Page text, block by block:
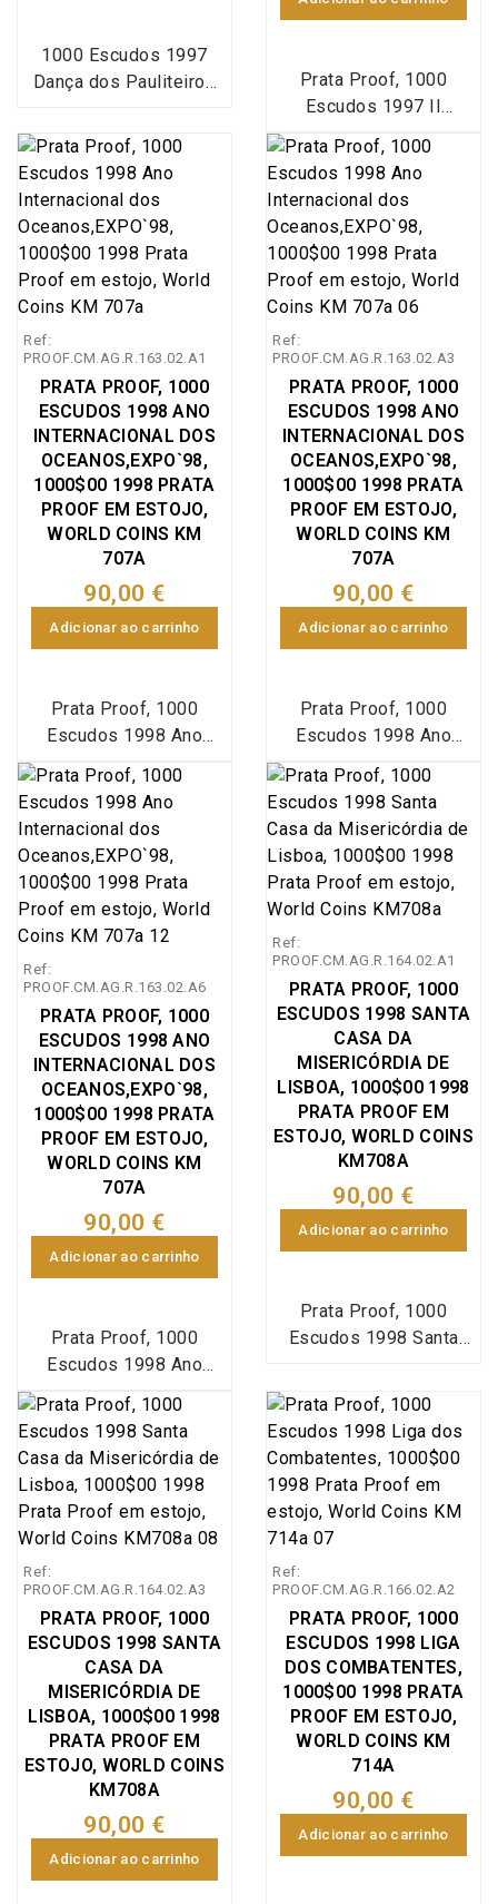
EXPO`98, World Coins
Portugal KM#695a. As
oceanográficas de D.
Carlos I tiveram início
em 1896, a exploração
da costa marítima
portuguesa incidiu
sobre uma zona
limitada, mas notável
pelas suas grandes
variações batimétricas.
Entre 1896 e 1907,
realizou 290 estações,
com quatro
embarcações
diferentes todas
batizadas com o nome
de Amélia tendo os
I,II,III e IV.
Portugal KM#695a. As
campanhas
oceanográficas de D.
Carlos I tiveram início
em 1896, a exploração
da costa marítima
portuguesa incidiu
sobre uma zona
limitada, mas notável
pelas suas grandes
variações batimétricas.
Entre 1896 e 1907,
realizou 290 estações,
com quatro
embarcações
diferentes todas
batizadas com o nome
de Amélia tendo os
I,II,III e IV.
1000 Escudos 1997
Dança dos Pauliteiros
Proof, Estojo com
moeda prata Proof
1000$00 1997 Dança
dos Pauliteiros, 3ª
Série Ibero-Americana
Danças e Trajes Típico,
Emissão especial da
da Moeda (INCM),
World Coins Portugal
KM#704a (Prata Proof)
Prata Proof, 1000
Escudos 1997 II
Centenário do Crédito
Público, estojo com
moeda prata Proof
1000$00 1997
comemorativa do II
Centenário do Crédito
Público, Emissão
especial da Imprensa
Coins Portugal
KM#703a.
Ref:
PROOF.CM.AG.R.163.02.A1
PRATA PROOF, 1000
ESCUDOS 1998 ANO
INTERNACIONAL DOS
OCEANOS,EXPO`98,
1000$00 1998 PRATA
PROOF EM ESTOJO,
WORLD COINS KM
707A
90,00 €
Adicionar ao carrinho
Prata Proof, 1000
Escudos 1998 Ano
Internacional dos
Oceanos, estojo com
moeda prata Proof
1000$00 1998 Ano
Internacional dos
Oceanos, comemorativa
da Exposição
Internacional de Lisboa
de 1998 - EXPO`98,
Imprensa Nacional Casa
da Moeda (INCM),
moeda integrada no
plano numismático da
EXPO`98, World Coins
Portugal KM#707a. A
EXPO'98, Exposição
Mundial de 1998, ou,
oficialmente, Exposição
património para o
futuro", realizou-se em
Lisboa, Portugal de 22
de maio a 30 de
setembro de 1998. Teve
o propósito de
comemorar os 500 anos
dos Descobrimentos
Ref:
PROOF.CM.AG.R.163.02.A3
PRATA PROOF, 1000
ESCUDOS 1998 ANO
INTERNACIONAL DOS
OCEANOS,EXPO`98,
1000$00 1998 PRATA
PROOF EM ESTOJO,
WORLD COINS KM
707A
90,00 €
Adicionar ao carrinho
Prata Proof, 1000
Escudos 1998 Ano
Internacional dos
Oceanos, estojo com
moeda prata Proof
1000$00 1998 Ano
Internacional dos
Oceanos, comemorativa
da Exposição
Internacional de Lisboa
Emissão especial da
Imprensa Nacional Casa
da Moeda (INCM),
moeda integrada no
plano numismático da
EXPO`98, World Coins
Portugal KM#707a. A
EXPO'98, Exposição
Mundial de 1998, ou,
"Os oceanos: um
património para o
Lisboa, Portugal de 22
de maio a 30 de
setembro de 1998. Teve
o propósito de
comemorar os 500 anos
dos Descobrimentos
Ref:
PROOF.CM.AG.R.163.02.A6
PRATA PROOF, 1000
ESCUDOS 1998 ANO
INTERNACIONAL DOS
OCEANOS,EXPO`98,
1000$00 1998 PRATA
PROOF EM ESTOJO,
WORLD COINS KM
707A
90,00 €
Adicionar ao carrinho
Prata Proof, 1000
Escudos 1998 Ano
Internacional dos
Oceanos, estojo com
moeda prata Proof
1000$00 1998 Ano
Internacional dos
Oceanos, comemorativa
da Exposição
Internacional de Lisboa
Emissão especial da
Imprensa Nacional Casa
da Moeda (INCM),
moeda integrada no
plano numismático da
EXPO`98, World Coins
Portugal KM#707a. A
EXPO'98, Exposição
Mundial de 1998, ou,
Ref:
PROOF.CM.AG.R.164.02.A1
PRATA PROOF, 1000
ESCUDOS 1998 SANTA
CASA DA
MISERICÓRDIA DE
LISBOA, 1000$00 1998
PRATA PROOF EM
ESTOJO, WORLD COINS
KM708A
90,00 €
Adicionar ao carrinho
Prata Proof, 1000
Escudos 1998 Santa
Lisboa, estojo com
moeda prata Proof
1000$00 1998
comemorativas do 5º
Centenário da fundação
da Santa Casa da
Misericórdia de Lisboa
1498-1998, Emissão
Nacional Casa da
Moeda (INCM), World
Coins Portugal
KM#708a. A Santa Casa
da Misericórdia de
Lisboa, é uma
organização secular
católica portuguesa
sem fins lucrativos. A
Ref:
PROOF.CM.AG.R.164.02.A3
PRATA PROOF, 1000
ESCUDOS 1998 SANTA
CASA DA
MISERICÓRDIA DE
LISBOA, 1000$00 1998
PRATA PROOF EM
ESTOJO, WORLD COINS
KM708A
90,00 €
Adicionar ao carrinho
Ref:
PROOF.CM.AG.R.166.02.A2
PRATA PROOF, 1000
ESCUDOS 1998 LIGA
DOS COMBATENTES,
1000$00 1998 PRATA
PROOF EM ESTOJO,
WORLD COINS KM
714A
90,00 €
Adicionar ao carrinho